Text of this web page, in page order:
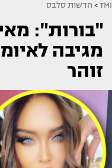
TMI
> חדשות סלבס
"בורות":
מגיבה
זוהר